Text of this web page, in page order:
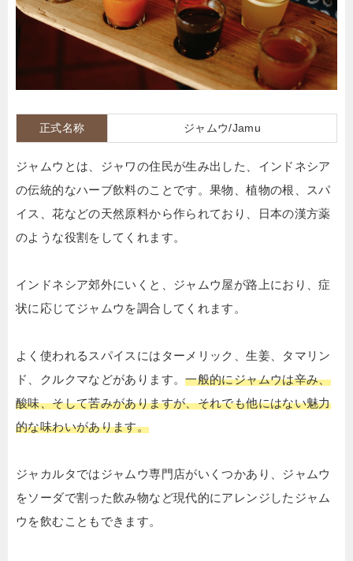
正式名称 ジャムウ/Jamu
ジャムウとは、ジャワの住民が生み出した、インドネシア
の伝統的なハーブ飲料のことです。果物、植物の根、スパ
イス、花などの天然原料から作られており、日本の漢方薬
のような役割をしてくれます。
インドネシア郊外にいくと、ジャムウ屋が路上におり、症
状に応じてジャムウを調合してくれます。
よく使われるスパイスにはターメリック、生姜、タマリン
ド、クルクマなどがあります。一般的にジャムウは辛み、
酸味、そして苦みがありますが、それでも他にはない魅力
的な味わいがあります。
ジャカルタではジャムウ専門店がいくつかあり、ジャムウ
をソーダで割った飲み物など現代的にアレンジしたジャム
ウを飲むこともできます。